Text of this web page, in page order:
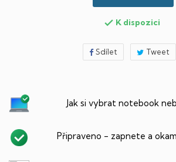
 K dispozici
Sdílet Tweet
Jak si vybrat notebook
Připraveno - zapnete a